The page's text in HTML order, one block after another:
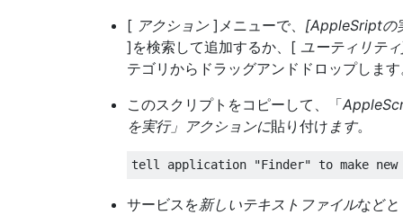
[ アクション]メニューで、 [AppleSriptの
]を検索して追加するか、[ ユーティリテ
テゴリからドラッグアンドドロップしま
このスクリプトをコピーして、「
を実行」アクションに貼り付け ます。
サービスを新しいテキストファイルなど